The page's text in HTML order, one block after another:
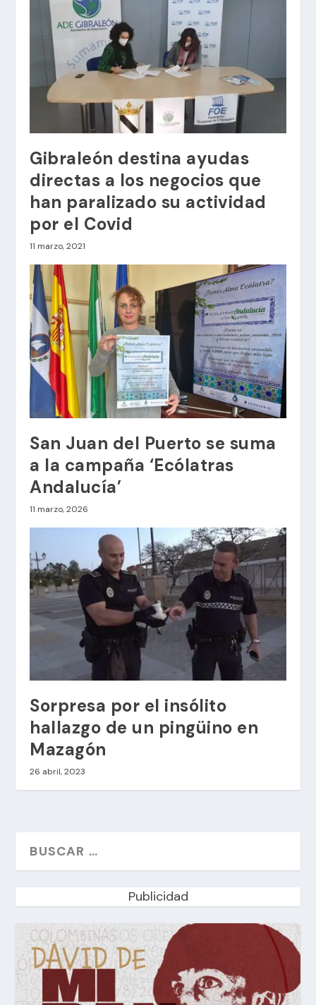
Gibraleón destina ayudas
directas a los negocios que
han paralizado su actividad
por el Covid
11 marzo, 2021
San Juan del Puerto se suma
a la campaña ‘Ecólatras
Andalucía’
11 marzo, 2026
Sorpresa por el insólito
hallazgo de un pingüino en
Mazagón
26 abril, 2023
Publicidad